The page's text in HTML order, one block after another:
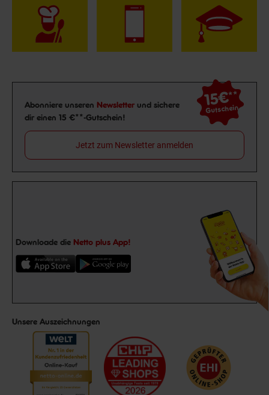
Newsletter Anmeldung
Abonniere unseren Newsletter und sichere
dir einen 15 €**-Gutschein!
15€**
Gutschein
Jetzt zum Newsletter anmelden
Downloade die Netto plus App!
Unsere Auszeichnungen